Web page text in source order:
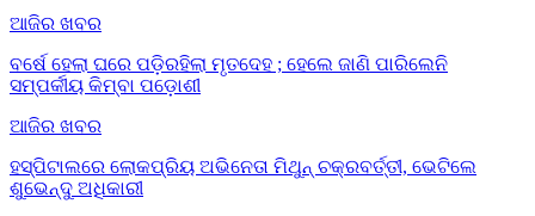
ଆଜିର ଖବର
ବର୍ଷେ ହେଲା ଘରେ ପଡ଼ିରହିଲା ମୃତଦେହ ; ହେଲେ ଜାଣି ପାରିଲେନି
ସମ୍ପର୍କୀୟ କିମ୍ବା ପଡ଼ୋଶୀ
ଆଜିର ଖବର
ହସ୍ପିଟାଲରେ ଲୋକପ୍ରିୟ ଅଭିନେତା ମିଥୁନ୍ ଚକ୍ରବର୍ତ୍ତୀ, ଭେଟିଲେ
ଶୁଭେନ୍ଦୁ ଅଧିକାରୀ